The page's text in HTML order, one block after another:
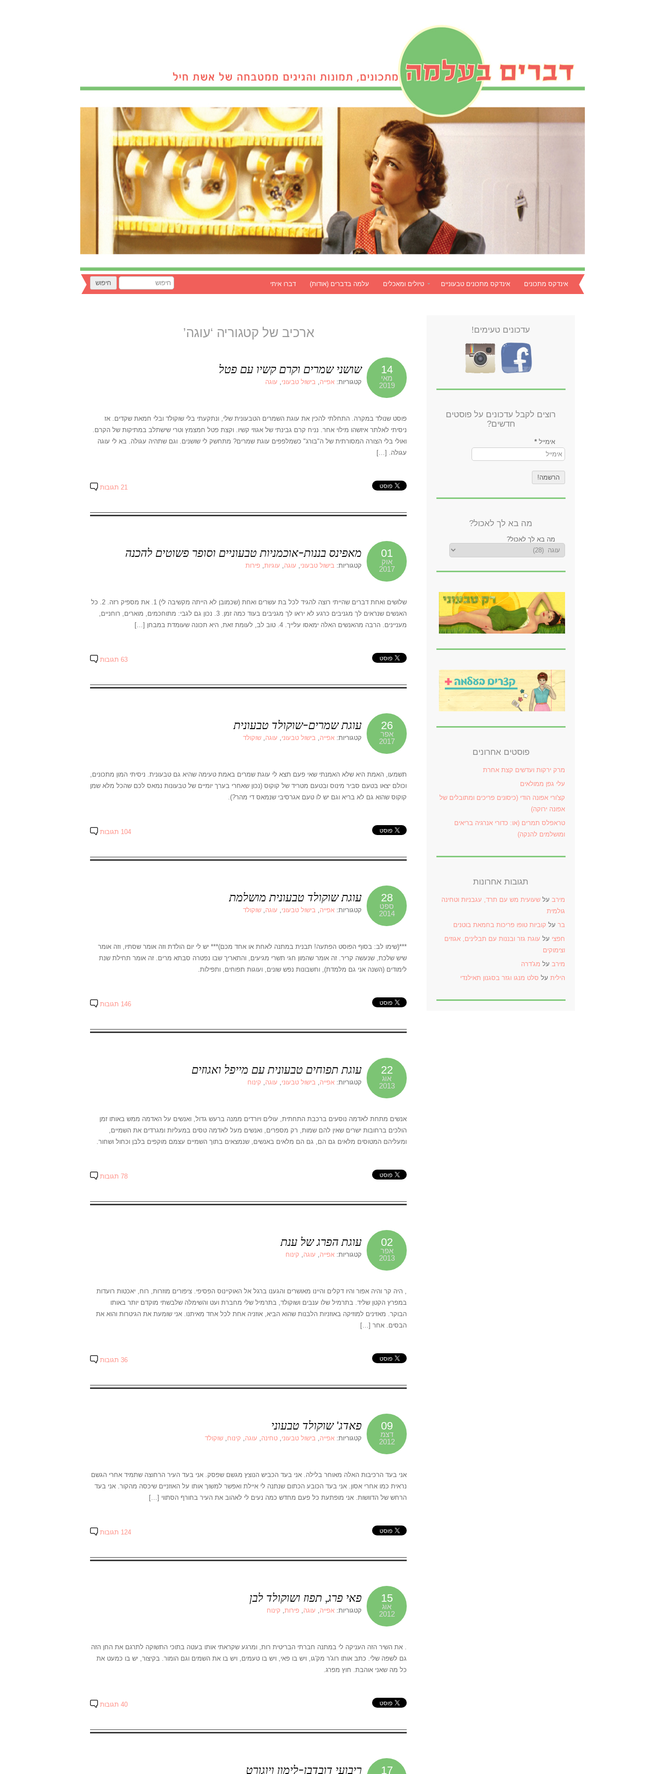
אינדקס מתכונים אינדקס מתכונים טבעוניים טיולים ומאכלים עלמה בדברים (אודות) דברו איתי
ארכיב של קטגוריה ‘עוגה’
14
מאי
2019
שושני שמרים וקרם קשיו עם פטל
קטגוריות: אפייה, בישול טבעוני, עוגה
פוסט שנולד במקרה. התחלתי להכין את עוגת השמרים הטבעונית שלי, ונתקעתי בלי שוקולד ובלי חמאת שקדים. אז
ניסיתי לאלתר איזשהו מילוי אחר. נניח קרם גבינתי של אגוזי קשיו. וקצת פטל חמצמץ וטרי שישתלב במתיקות של הקרם.
ואולי בלי הצורה המסורתית של ה"בורג" כשמלפפים עוגת שמרים? מתחשק לי שושנים. וגם שתהיה עגולה. בא לי עוגה
עגולה. […]
21 תגובות
01
אוק
2017
מאפינס בננות-אוכמניות טבעוניים וסופר פשוטים להכנה
קטגוריות: בישול טבעוני, עוגה, עוגיות, פירות
שלושים ואחת דברים שהייתי רוצה להגיד לכל בת עשרים ואחת (שכמובן לא הייתה מקשיבה לי) 1. את מספיק רזה. 2. כל
האנשים שנראים לך מגניבים כרגע לא יראו לך מגניבים בעוד כמה זמן. 3. נכון גם לגבי: מתוחכמים, מוארים, רוחניים,
מעניינים. הרבה מהאנשים האלה ימאסו עלייך. 4. טוב לב, לעומת זאת, היא תכונה שעומדת במבחן […]
63 תגובות
26
אפר
2017
עוגת שמרים-שוקולד טבעונית
קטגוריות: אפייה, בישול טבעוני, עוגה, שוקולד
תשמעו, האמת היא שלא האמנתי שאי פעם תצא לי עוגת שמרים באמת טעימה שהיא גם טבעונית. ניסיתי המון מתכונים,
וכולם יצאו בטעם סביר מינוס ובטעם מטריד של קוקוס (נכון שאחרי בערך יומיים של טבעונות נמאס לכם שהכל מלא שמן
קוקוס שהוא גם לא בריא וגם יש לו טעם אגרסיבי שנמאס די מהר?).
104 תגובות
28
ספט
2014
עוגת שוקולד טבעונית מושלמת
קטגוריות: אפייה, בישול טבעוני, עוגה, שוקולד
***(שימו לב: בסוף הפוסט הפתעה! תבנית במתנה לאחת או אחד מכם)*** יש לי יום הולדת וזה אומר שסתיו, וזה אומר
שיש שלכת, שנעשה קריר. זה אומר שהמון חגי תשרי מגיעים, והתאריך שבו נפטרה סבתא מרים. זה אומר תחילת שנת
לימודים (השנה אני גם מלמדת), וחשבונות נפש שונים, ועוגות תפוחים, ותפילות.
146 תגובות
22
אוג
2013
עוגת תפוחים טבעונית עם מייפל ואגוזים
קטגוריות: אפייה, בישול טבעוני, עוגה, קינוח
אנשים מתחת לאדמה נוסעים ברכבת התחתית, עולים ויורדים ממנה ברעש גדול, ואנשים על האדמה ממש באותו זמן
הולכים ברחובות ישרים שאין להם שמות, רק מספרים, ואנשים מעל לאדמה טסים במעליות ומגרדים את השמיים,
ומעליהם המטוסים מלאים גם הם, גם הם מלאים באנשים, שנמצאים בתוך השמיים עצמם מוקפים בלבן וכחול ושחור.
78 תגובות
02
אפר
2013
עוגת הפרג של ענת
קטגוריות: אפייה, עוגה, קינוח
, היה קר והיה אפור והיו דקלים והיינו מאושרים והגענו ברגל אל האוקיינוס הפסיפי. ציפורים מוזרות, רוח, יאכטות רועדות
במפרץ הקטן שליד. בתרמיל שלו ענבים ושוקולד, בתרמיל שלי מחברת ועט והשימלה שלבשתי מוקדם יותר באותו
הבוקר. מאזינים למוזיקה באוזניות הלבנות שהוא הביא, אוזניה אחת לכל אחד מאיתנו. אני שומעת את הגיטרות והוא את
הבסים. אחר […]
36 תגובות
09
דצמ
2012
פאדג' שוקולד טבעוני
קטגוריות: אפייה, בישול טבעוני, טחינה, עוגה, קינוח, שוקולד
אני בעד הרכיבות האלה מאוחר בלילה. אני בעד הכביש הנוצץ מגשם שפסק. אני בעד העיר הרחוצה שתמיד אחרי הגשם
נראית כמו אחרי אסון. אני בעד הכובע הכתום שנתנה לי איילת ואפשר למשוך אותו על האוזניים שיכסה מהקור. אני בעד
הרחש של הדוושות. אני מופתעת כל פעם מחדש כמה נעים לי לאהוב את העיר בחורף הסתווי […]
124 תגובות
15
אוג
2012
פאי פרג, תפוז ושוקולד לבן
קטגוריות: אפייה, עוגה, פירות, קינוח
. את השיר הזה העניקה לי במתנה חברתי הבריטית רות, ומרגע שקראתי אותו בעטה בתוכי התשוקה לתרגם את החן הזה
גם לשפה שלי. כתב אותו רוג'ר מק'גו, ויש בו פאי, ויש בו טעמים, ויש בו את השמים וגם הומור. בקיצור, יש בו כמעט את
כל מה שאני אוהבת. חוץ מפרג.
40 תגובות
17 ריבועי דובדבן-לימון ויוגורט
עדכונים טעימים!
רוצים לקבל עדכונים על פוסטים
חדשים?
אימייל *
מה בא לך לאכול?
מה בא לך לאכול?
פוסטים אחרונים
מרק ירקות ועדשים קצת אחרת
עלי גפן ממולאים
קצ'ורי אפונה הודי (כיסונים פריכים ומתובלים של
אפונה ירוקה)
טראפלס תמרים (או: כדורי אנרגיה בריאים
ומושלמים להנקה)
תגובות אחרונות
מירב על שעועית מש עם תרד, עגבניות וטחינה
גולמית
בר על קוביות טופו פריכות בחמאת בוטנים
חפצי על עוגת גזר ובננות עם תבלינים, אגוזים
וצימוקים
מירב על מג'דרה
הילית על סלט מנגו וגזר בסגנון תאילנדי